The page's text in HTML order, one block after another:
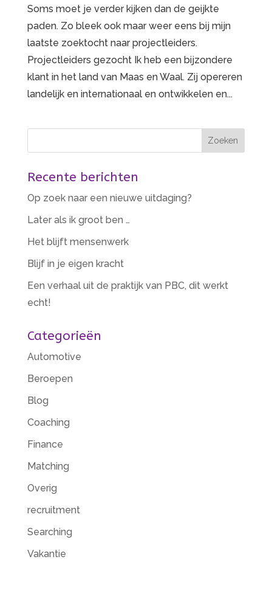
Soms moet je verder kijken dan de geijkte
paden. Zo bleek ook maar weer eens bij mijn
laatste zoektocht naar projectleiders.
Projectleiders gezocht Ik heb een bijzondere
klant in het land van Maas en Waal. Zij opereren
landelijk en internationaal en ontwikkelen en...
Recente berichten
Op zoek naar een nieuwe uitdaging?
Later als ik groot ben …
Het blijft mensenwerk
Blijf in je eigen kracht
Een verhaal uit de praktijk van PBC, dit werkt
echt!
Categorieën
Automotive
Beroepen
Blog
Coaching
Finance
Matching
Overig
recruitment
Searching
Vakantie